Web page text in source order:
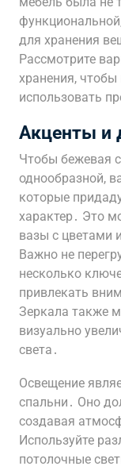
для хранения
Рассмотрите
хранения,
использовать
Акценты и
Чтобы бежевая
однообразной,
которые
характер․ Это
вазы с цветами
Важно не
несколько
привлекать
Зеркала также
визуально
света․
Освещение
спальни․ Оно
создавая
Используйте
потолочные